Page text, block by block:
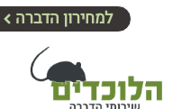
למחירון הדברה